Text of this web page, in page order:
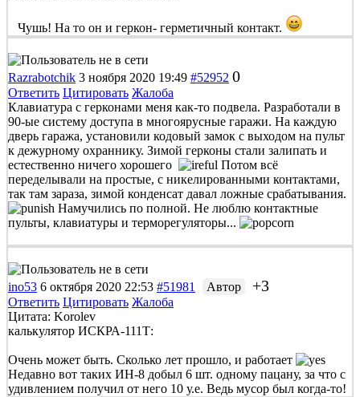
Чушь! На то он и геркон- герметичный контакт.
Razrabotchik 3 ноября 2020 19:49 #52952 0
Ответить Цитировать Жалоба
Клавиатура с герконами меня как-то подвела. Разработали в
90-ые систему доступа в многоярусные гаражи. На каждую
дверь гаража, установили кодовый замок с выходом на пульт
к дежурному охраннику. Зимой герконы стали залипать и
естественно ничего хорошего
Потом всё
переделывали на простые, с никелированными контактами,
так там зараза, зимой конденсат давал ложные срабатывания.
Намучились по полной. Не люблю контактные
пульты, клавиатуры и терморегуляторы...
ino53 6 октября 2020 22:53 #51981 Автор +3
Ответить Цитировать Жалоба
Цитата: Korolev
калькулятор ИСКРА-111Т:
Очень может быть. Сколько лет прошло, и работает
Недавно вот таких ИН-8 добыл 6 шт. одному пацану, за что с
удивлением получил от него 10 у.е. Ведь мусор был когда-то!